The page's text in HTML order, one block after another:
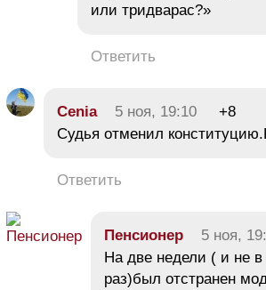
или тридварас?»
Ответить
Cenia 5 ноя, 19:10
+8
Судья отменил
Ответить
Пeнсионеp 5 ноя,
На две недели ( и не
раз)был отстранен